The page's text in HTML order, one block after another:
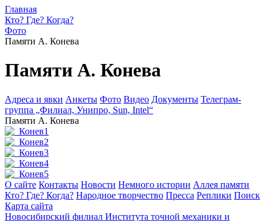
Главная
Кто? Где? Когда?
Фото
Памяти А. Конева
Памяти А. Конева
Адреса и явки Анкеты Фото Видео Документы Телеграм-
группа „Филиал, Унипро, Sun, Intel“
Памяти А. Конева
О сайте Контакты Новости Немного истории Аллея памяти
Кто? Где? Когда? Народное творчество Пресса Реплики Поиск
Карта сайта
Новосибирский филиал Института точной механики и